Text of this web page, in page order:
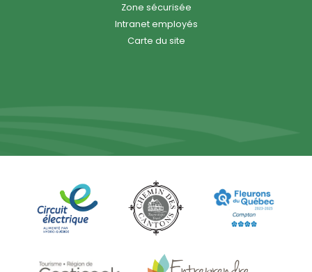
Zone sécurisée
Intranet employés
Carte du site